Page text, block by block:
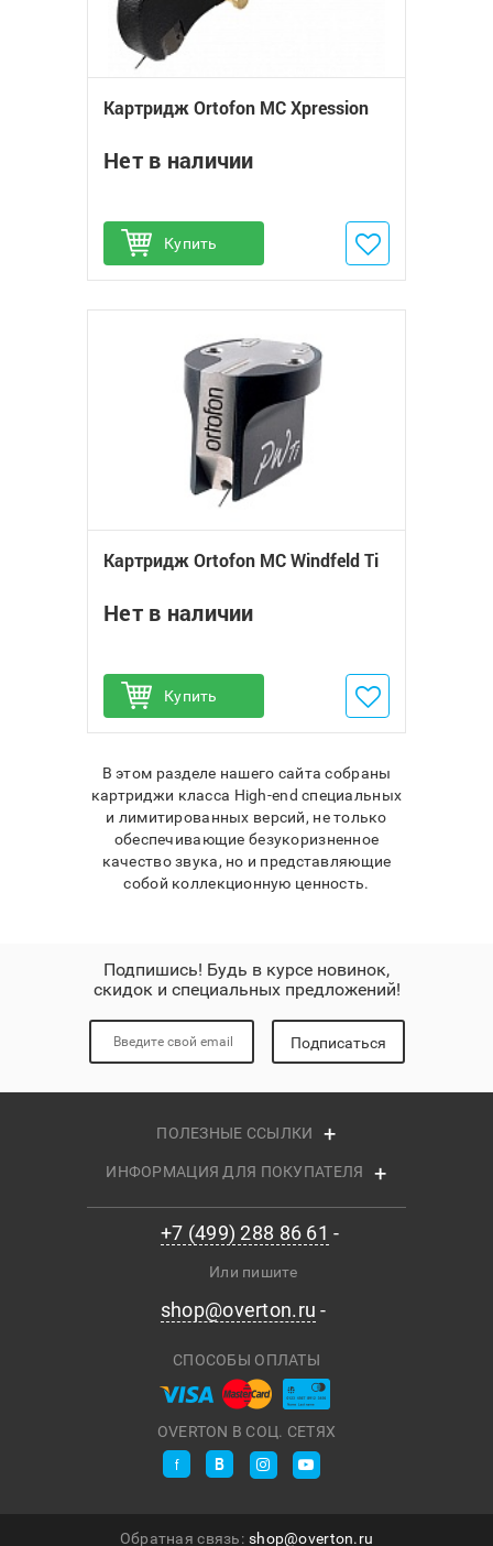
Картридж Ortofon MC Xpression
Нет в наличии
Купить
Добавить в избранное
Картридж Ortofon MC Windfeld Ti
Нет в наличии
Купить
Добавить в избранное
В этом разделе нашего сайта собраны
картриджи класса High-end специальных
и лимитированных версий, не только
обеспечивающие безукоризненное
качество звука, но и представляющие
собой коллекционную ценность.
Подпишись! Будь в курсе новинок,
скидок и специальных предложений!
Подписаться
ПОЛЕЗНЫЕ ССЫЛКИ
ИНФОРМАЦИЯ ДЛЯ ПОКУПАТЕЛЯ
+7 (499) 288 86 61
Или пишите
shop@overton.ru
OVERTON В СОЦ. СЕТЯХ
СПОСОБЫ ОПЛАТЫ
Обратная связь: shop@overton.ru